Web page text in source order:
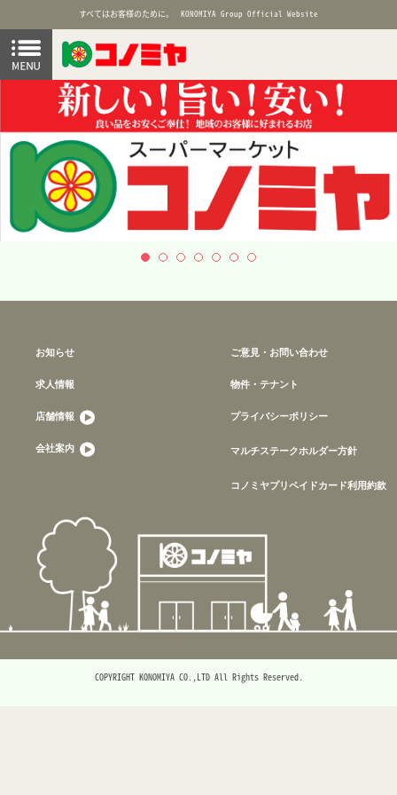
すべてはお客様のために。 KONOMIYA Group Official Website
お知らせ
求人情報
店舗情報
会社案内
ご意見・お問い合わせ
物件・テナント
プライバシーポリシー
マルチステークホルダー方針
コノミヤプリペイドカード利用約款
COPYRIGHT KONOMIYA CO.,LTD All Rights Reserved.